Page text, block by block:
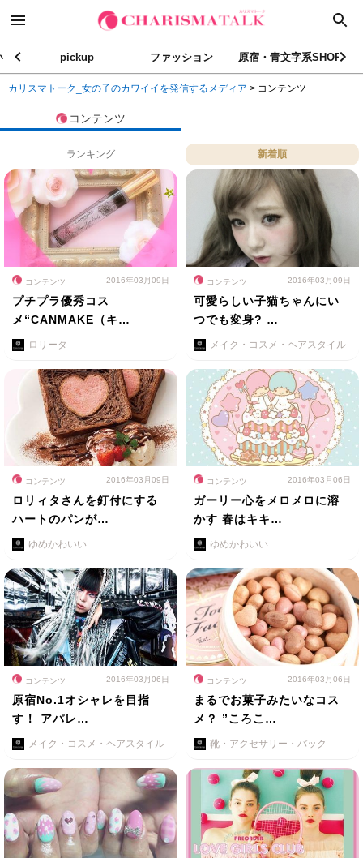
pickup ファッション 原宿・青文字系SHOP
カリスマトーク_女の子のカワイイを発信するメディア > コンテンツ
コンテンツ
ランキング 新着順
コンテンツ 2016年03月09日
プチプラ優秀コス
メ“CANMAKE（キ…
ロリータ
コンテンツ 2016年03月09日
可愛らしい子猫ちゃんにい
つでも変身? …
メイク・コスメ・ヘアスタイル
コンテンツ 2016年03月09日
ロリィタさんを釘付にする
ハートのパンが…
ゆめかわいい
コンテンツ 2016年03月06日
ガーリー心をメロメロに溶
かす 春はキキ…
ゆめかわいい
コンテンツ 2016年03月06日
原宿No.1オシャレを目指
す！ アパレ…
メイク・コスメ・ヘアスタイル
コンテンツ 2016年03月06日
まるでお菓子みたいなコス
メ？ ”ころこ…
靴・アクセサリー・バック